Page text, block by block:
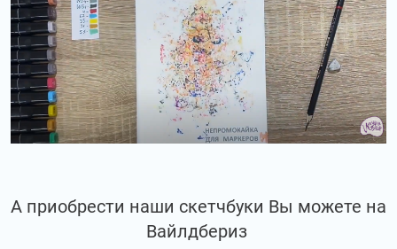
А приобрести наши скетчбуки Вы можете на
Вайлдбериз